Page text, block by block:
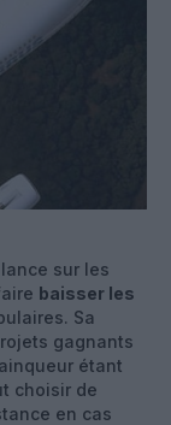
lance sur les
baisser les
Sa
gagnants
étant
choisir de
en cas